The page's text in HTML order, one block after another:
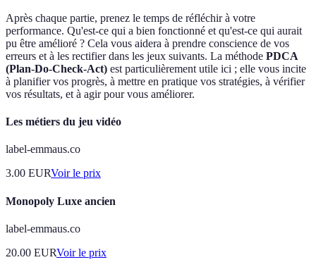
Après chaque partie, prenez le temps de réfléchir à votre
performance. Qu'est-ce qui a bien fonctionné et qu'est-ce qui aurait
pu être amélioré ? Cela vous aidera à prendre conscience de vos
erreurs et à les rectifier dans les jeux suivants. La méthode PDCA
(Plan-Do-Check-Act) est particulièrement utile ici ; elle vous incite
à planifier vos progrès, à mettre en pratique vos stratégies, à vérifier
vos résultats, et à agir pour vous améliorer.
Les métiers du jeu vidéo
label-emmaus.co
3.00 EURVoir le prix
Monopoly Luxe ancien
label-emmaus.co
20.00 EURVoir le prix